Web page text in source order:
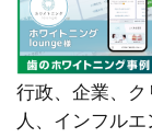
行政、企業、
人、インフル